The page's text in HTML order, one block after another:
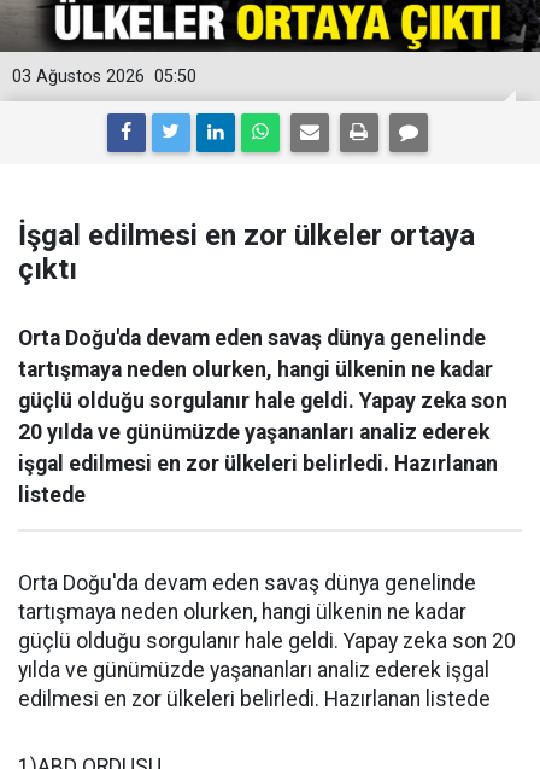
05:50
03 Ağustos 2026
İşgal edilmesi en zor ülkeler ortaya
çıktı
Orta Doğu'da devam eden savaş dünya genelinde
tartışmaya neden olurken, hangi ülkenin ne kadar
güçlü olduğu sorgulanır hale geldi. Yapay zeka son
20 yılda ve günümüzde yaşananları analiz ederek
işgal edilmesi en zor ülkeleri belirledi. Hazırlanan
listede
Orta Doğu'da devam eden savaş dünya genelinde
tartışmaya neden olurken, hangi ülkenin ne kadar
güçlü olduğu sorgulanır hale geldi. Yapay zeka son 20
yılda ve günümüzde yaşananları analiz ederek işgal
edilmesi en zor ülkeleri belirledi. Hazırlanan listede